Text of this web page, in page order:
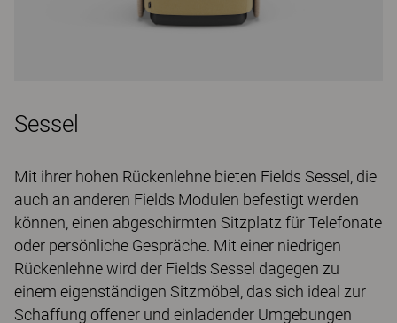
Sessel
Mit ihrer hohen Rückenlehne bieten Fields Sessel, die
auch an anderen Fields Modulen befestigt werden
können, einen abgeschirmten Sitzplatz für Telefonate
oder persönliche Gespräche. Mit einer niedrigen
Rückenlehne wird der Fields Sessel dagegen zu
einem eigenständigen Sitzmöbel, das sich ideal zur
Schaffung offener und einladender Umgebungen